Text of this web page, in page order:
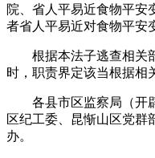
院、省人平易近食物平安
者省人平易近对食物平安
根据本法子逃查相关部
时，职责界定该当根据相
各县市区监察局（开辟
区纪工委、昆惭山区党群
办。